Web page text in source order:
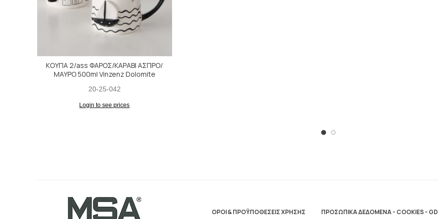
ΚΟΥΠΑ 2/ass ΦΑΡΟΣ/ΚΑΡΑΒΙ ΑΣΠΡΟ/
ΜΑΥΡΟ 500ml Vinzenz Dolomite
20-25-042
Login to see prices
ΟΡΟΙ & ΠΡΟΫΠΟΘΕΣΕΙΣ ΧΡΗΣΗΣ ΠΡΟΣΩΠΙΚΑ ΔΕΔΟΜΕΝΑ - COOKIES -